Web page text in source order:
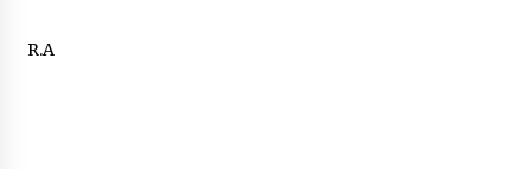
R.A